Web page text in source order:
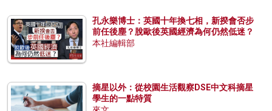
孔永樂博士：英國十年換七相，新揆會否步
前任後塵？脫歐後英國經濟為何仍然低迷？
本社編輯部
摘星以外：從校園生活觀察DSE中文科摘星
學生的一點特質